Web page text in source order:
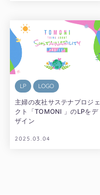
LP LOGO
主婦の友社サステナプロジェ
クト「TOMONI 」のLPをデ
ザイン
2025.03.04